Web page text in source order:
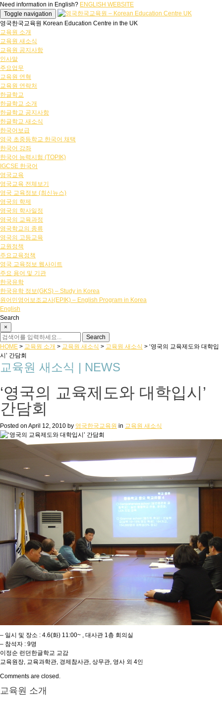
Need information in English? ENGLISH WEBSITE
Toggle navigation
영국한국교육원 Korean Education Centre in the UK
교육원 소개
교육원 새소식
교육원 공지사항
인사말
주요업무
교육원 연혁
교육원 연락처
한글학교
한글학교 소개
한글학교 공지사항
한글학교 새소식
한국어보급
영국 초중등학교 한국어 채택
한국어 강좌
한국어 능력시험 (TOPIK)
IGCSE 한국어
영국교육
영국교육 전체보기
영국 교육정보 (최신뉴스)
영국의 학제
영국의 학사일정
영국의 교육과정
영국학교의 종류
영국의 고등교육
교원정책
주요교육정책
영국 교육정보 웹사이트
주요 용어 및 기관
한국유학
한국유학 정보(GKS) – Study in Korea
원어민영어보조교사(EPIK) – English Program in Korea
English
Search
×
HOME > 교육원 소개 > 교육원 새소식 > 교육원 새소식 > ‘영국의 교육제도와 대학입
시’ 간담회
교육원 새소식 | NEWS
‘영국의 교육제도와 대학입시’
간담회
Posted on April 12, 2010 by 영국한국교육원 in 교육원 새소식
– 일시 및 장소 : 4.6(화) 11:00~ , 대사관 1층 회의실
– 참석자 : 9명
이정순 런던한글학교 교감
교육원장, 교육과학관, 경제참사관, 상무관, 영사 외 4인
Comments are closed.
교육원 소개